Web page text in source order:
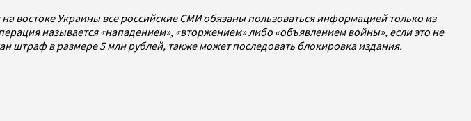
востоке Украины все российские СМИ обязаны пользоваться информацией только из
называется «нападением», «вторжением» либо «объявлением войны», если это не
штраф в размере 5 млн рублей, также может последовать блокировка издания.